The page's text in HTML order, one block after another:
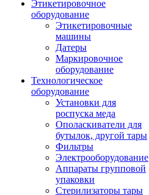
Этикетировочное
оборудование
Этикетировочные
машины
Датеры
Маркировочное
оборудование
Технологическое
оборудование
Установки для
роспуска меда
Ополаскиватели для
бутылок, другой тары
Фильтры
Электрооборудование
Аппараты групповой
упаковки
Стерилизаторы тары